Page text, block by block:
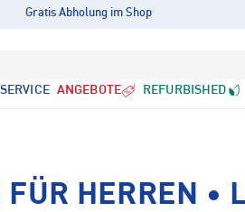
Gratis Abholung im Shop
ANGEBOTE REFURBISHED
HERREN •